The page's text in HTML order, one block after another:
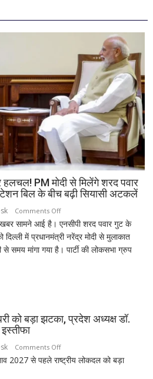
के
छात्र
बनाया
बायोसेंसर,
कुछ
बूंद
खून
से
शुरुआती
होगी
पहचान
हलचल! PM मोदी से मिलेंगे शरद पवार
बिल के बीच बढ़ी सियासी अटकलें
Comments Offon
महाराष्ट्र
की
राजनीति
से
पवार
खबर सामने आई है। एनसीपी शरद पवार गुट के
में प्रधानमंत्री नरेंद्र मोदी से मुलाकात
समय मांगा गया है। पार्टी की लोकसभा ग्रुप
को बड़ा झटका, प्रदेश अध्यक्ष डॉ.
Comments Offon
यूपी
2027 से पहले राष्ट्रीय लोकदल को बड़ा